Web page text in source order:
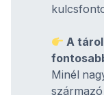
A
Minél